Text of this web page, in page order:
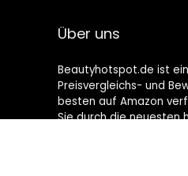
Über uns
Beautyhotspot.de ist
Preisvergleichs- und
besten auf Amazon
Sie durch die neuesten